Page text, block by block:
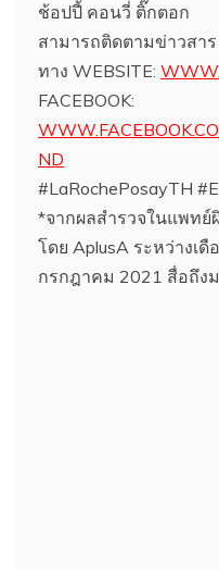
ช้อปปี้ คอนวี่ ติ๊กตอก
สามารถติดตามข่าวสาร
ทาง WEBSITE:
FACEBOOK:
ND
#LaRochePosayTH
*จากผลสำรวจในแพทย์
โดย AplusA ระหว่างเ
กรกฎาคม 2021 สื่อถึง